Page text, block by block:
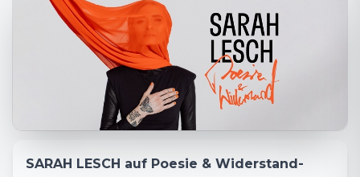
SARAH LESCH auf Poesie & Widerstand-